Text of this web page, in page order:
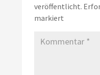
veröffentlicht.
markiert